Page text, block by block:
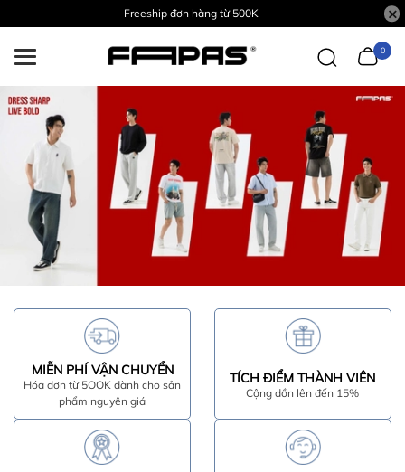
Freeship đơn hàng từ 500K
0
MIỄN PHÍ VẬN CHUYỂN
Hóa đơn từ 5OOK dành cho sản
phẩm nguyên giá
TÍCH ĐIỂM THÀNH VIÊN
Cộng dồn lên đến 15%